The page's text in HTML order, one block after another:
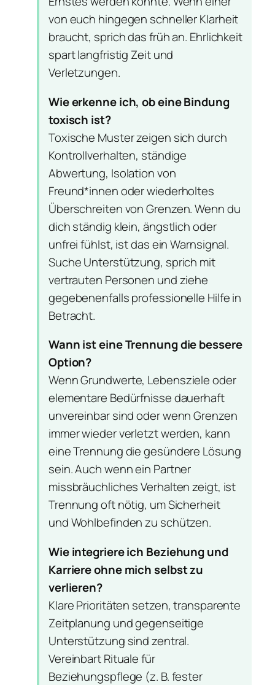
von euch hingegen schneller Klarheit
braucht, sprich das früh an. Ehrlichkeit
spart langfristig Zeit und
Verletzungen.
Wie erkenne ich, ob eine Bindung
toxisch ist?
Toxische Muster zeigen sich durch
Kontrollverhalten, ständige
Abwertung, Isolation von
Freund*innen oder wiederholtes
Überschreiten von Grenzen. Wenn du
dich ständig klein, ängstlich oder
unfrei fühlst, ist das ein Warnsignal.
Suche Unterstützung, sprich mit
vertrauten Personen und ziehe
gegebenenfalls professionelle Hilfe in
Betracht.
Wann ist eine Trennung die bessere
Option?
Wenn Grundwerte, Lebensziele oder
elementare Bedürfnisse dauerhaft
unvereinbar sind oder wenn Grenzen
immer wieder verletzt werden, kann
eine Trennung die gesündere Lösung
sein. Auch wenn ein Partner
missbräuchliches Verhalten zeigt, ist
Trennung oft nötig, um Sicherheit
und Wohlbefinden zu schützen.
Wie integriere ich Beziehung und
Karriere ohne mich selbst zu
verlieren?
Klare Prioritäten setzen, transparente
Zeitplanung und gegenseitige
Unterstützung sind zentral.
Vereinbart Rituale für
Beziehungspflege (z. B. fester